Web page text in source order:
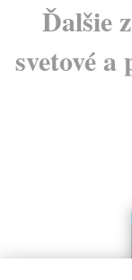
Ďalšie
svetové